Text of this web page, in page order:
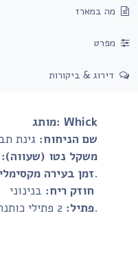
מה במארז
מפרט
דירוג & ביקורות
מותג: Whick
שם הניחוח:גינת תבלין
משקל נטו (שעווה):454 גרם
זמן בעירה מקסימלי:
חוזק ריח:
פתיל: